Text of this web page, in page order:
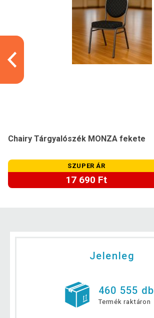
Chairy Tárgyalószék MONZA fekete
SZUPER ÁR
17 690 Ft
Jelenleg
460 555 db
Termék raktáron